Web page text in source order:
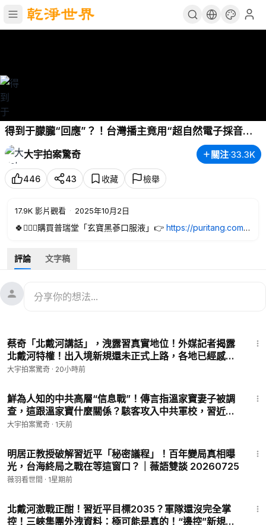
得到于朦朧“回應”？！台灣播主竟用“超自然電子採音儀”
EVP對話于朦朧；朦朧早被惡徒告知S期！程青松突然求
醫，圈內人：精神恍惚！田海蓉提告程，說無法證明其清
白，程當頂S鬼被同夥拋出？｜大宇拍案驚奇
大宇拍案驚奇 關注·33.3K
446 43 收藏 檢舉
17.9K 影片觀看 · 2025年10月2日
🍀🙋🏻‍♂購買普瑞堂「玄寶黑蔘口服液」👉 https://puritang.com/c
優惠碼 DY2023 可享全球免費郵寄。任意購買滿$500，贈送玄
寶黑蔘原蔘1根。
00:00于朦朧早被惡徒告知S期！程青松突然求醫 圈內人：精神
恍惚
07:01范世錡遇抵制潮 台灣YouTuber用EVP對話于朦朧？！竟
得到“回應”
🌟我的個人網站👉https://lidayu.net/
💐捐助大宇團隊https://donorbox.org/xwpajq幫助把真相的聲
音傳得更遠 ✨
可獲聯邦抵稅】
📧商務信箱xwpajq@gmail.com& 爆料、互動信箱
dayu.li@proton.me
✅歡迎訂閱 大宇 這個新頻道
評論 文字稿
蔡奇「北戴河講話」，洩露習真實地位！外媒記者揭露
北戴河特權！出入境新規還未正式上路，各地已經感受
到戾氣｜大宇拍案驚奇 live！08.05.2026
大宇拍案驚奇 · 20小時前
鮮為人知的中共高層“信息戰”！傳言指溫家寶妻子被調
查，這跟溫家寶什麼關係？駭客攻入中共軍校，習近平
臉面喪失！中共打壓橫州災民！2028是北京最後一
大宇拍案驚奇 · 1天前
明居正教授破解習近平「秘密議程」！百年變局真相曝
光，台海終局之戰在等這窗口？｜薇語雙談 20260725
薇羽看世間 · 1星期前
北戴河激戰正酣！習近平目標2035？軍隊還沒完全掌
控！三峽集團外洩資料：極可能是真的！“邊控”新規最